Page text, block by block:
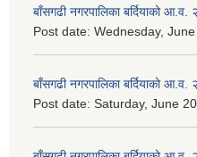
बाँसगढी नगरपालिका बर्दियाको
Post date: Wednesday,
बाँसगढी नगरपालिका बर्दियाको
Post date: Saturday, June